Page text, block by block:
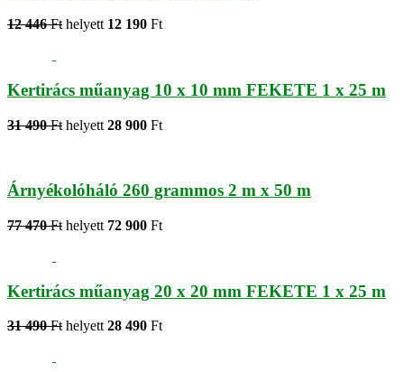
12 446 Ft helyett 12 190 Ft
Kertirács műanyag 10 x 10 mm FEKETE 1 x 25 m
31 490 Ft helyett 28 900 Ft
Árnyékolóháló 260 grammos 2 m x 50 m
77 470 Ft helyett 72 900 Ft
Kertirács műanyag 20 x 20 mm FEKETE 1 x 25 m
31 490 Fthelyett28 490 Ft